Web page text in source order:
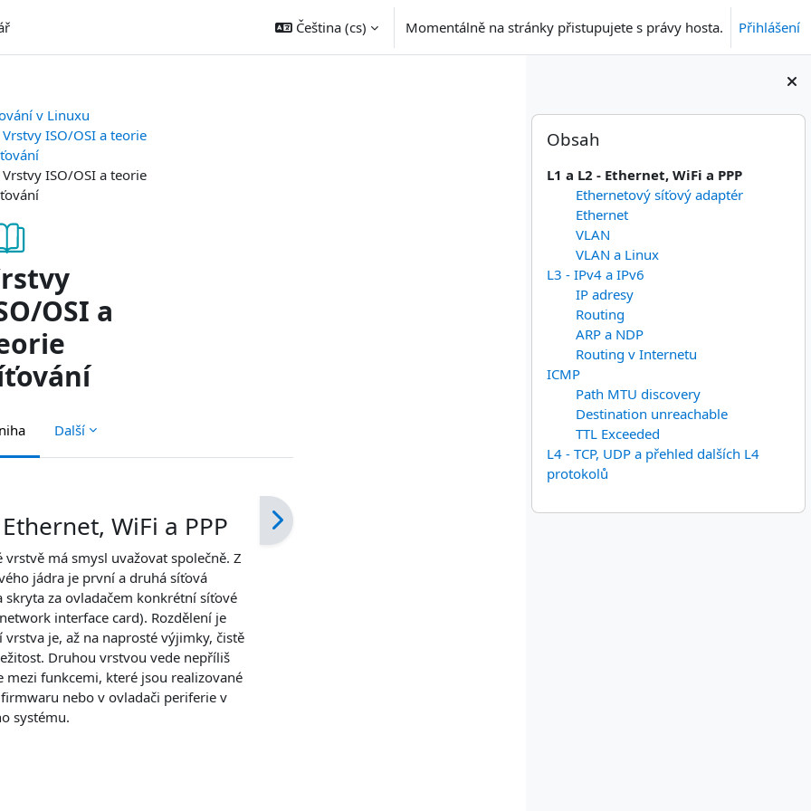
Čeština ‎(cs)‎ Momentálně na stránky přistupujete s právy hosta. Přihlášení
Bloky
Přeskočit: Obsah
Obsah
L1 a L2 - Ethernet, WiFi a PPP
Ethernetový síťový adaptér
Ethernet
VLAN
VLAN a Linux
L3 - IPv4 a IPv6
IP adresy
Routing
ARP a NDP
Routing v Internetu
ICMP
Path MTU discovery
Destination unreachable
TTL Exceeded
L4 - TCP, UDP a přehled dalších L4
protokolů
v Linuxu
Vrstvy ISO/OSI a teorie
Vrstvy ISO/OSI a teorie
OSI a
Další
WiFi a PPP
má smysl uvažovat společně. Z
jádra je první a druhá síťová
skryta za ovladačem konkrétní síťové
interface card). Rozdělení je
vrstva je, až na naprosté výjimky, čistě
Druhou vrstvou vede nepříliš
mezi funkcemi, které jsou realizované
nebo v ovladači periferie v
systému.